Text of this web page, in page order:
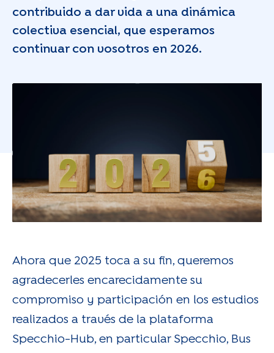
contribuido a dar vida a una dinámica
colectiva esencial, que esperamos
continuar con vosotros en 2026.
Ahora que 2025 toca a su fin, queremos
agradecerles encarecidamente su
compromiso y participación en los estudios
realizados a través de la plataforma
Specchio-Hub, en particular Specchio, Bus